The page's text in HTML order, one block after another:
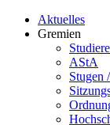
Aktuelles
Gremien
AStA
Stugen